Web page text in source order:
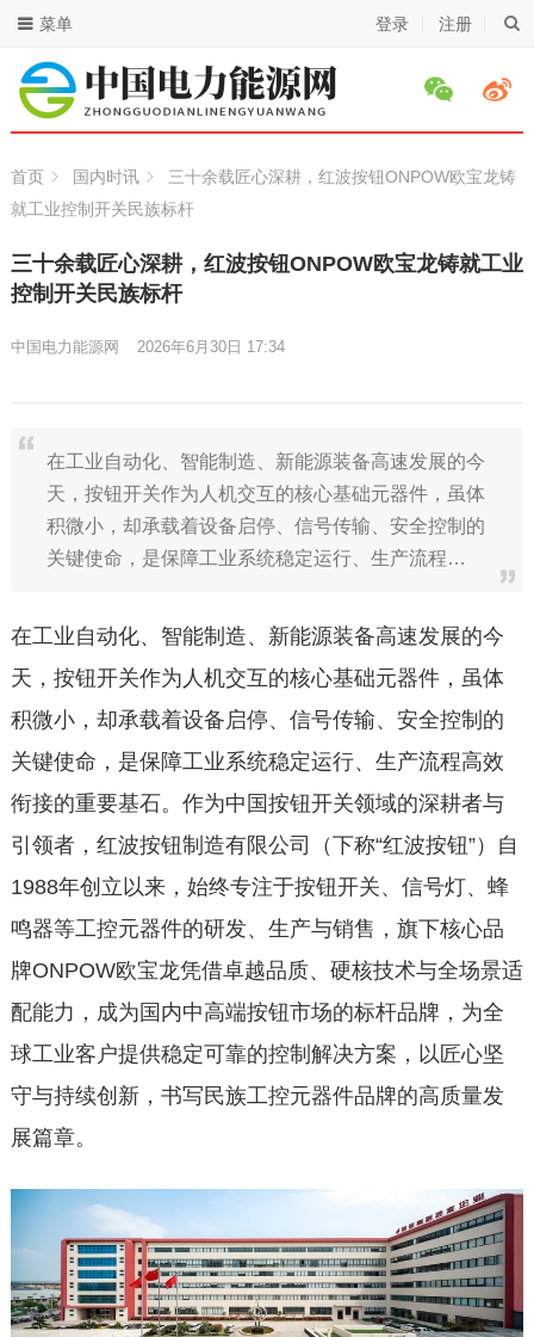
登录 注册
菜单
首页 国内时讯
三十余载匠心深耕，红波按钮ONPOW欧宝龙铸
就工业控制开关民族标杆
三十余载匠心深耕，红波按钮ONPOW欧宝龙铸就工业
控制开关民族标杆
中国电力能源网 2026年6月30日 17:34
在工业自动化、智能制造、新能源装备高速发展的今
天，按钮开关作为人机交互的核心基础元器件，虽体
积微小，却承载着设备启停、信号传输、安全控制的
关键使命，是保障工业系统稳定运行、生产流程…
在工业自动化、智能制造、新能源装备高速发展的今
天，按钮开关作为人机交互的核心基础元器件，虽体
积微小，却承载着设备启停、信号传输、安全控制的
关键使命，是保障工业系统稳定运行、生产流程高效
衔接的重要基石。作为中国按钮开关领域的深耕者与
引领者，红波按钮制造有限公司（下称“红波按钮”）自
1988年创立以来，始终专注于按钮开关、信号灯、蜂
鸣器等工控元器件的研发、生产与销售，旗下核心品
牌ONPOW欧宝龙凭借卓越品质、硬核技术与全场景适
配能力，成为国内中高端按钮市场的标杆品牌，为全
球工业客户提供稳定可靠的控制解决方案，以匠心坚
守与持续创新，书写民族工控元器件品牌的高质量发
展篇章。